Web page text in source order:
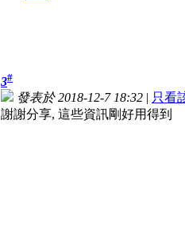
3#
發表於 2018-12-7 18:32 | 只看
謝謝分享, 這些資訊剛好用得到